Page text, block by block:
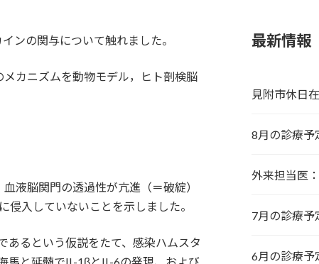
ンの関与について触れました。
メカニズムを動物モデル，ヒト剖検脳
液脳関門の透過性が亢進（＝破綻）
侵入していないことを示しました。
あるという仮説をたて、感染ハムスタ
最新情報
見附市休日
8月の診療予
外来担当医
7月の診療予
6月の診療予